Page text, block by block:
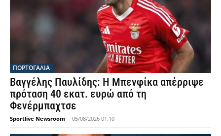
ΠΟΡΤΟΓΑΛΙΑ
Βαγγέλης Παυλίδης: Η Μπενφίκα απέρριψε
πρόταση 40 εκατ. ευρώ από τη
Φενέρμπαχτσε
Sportlive Newsroom - 05/08/2026 01:10